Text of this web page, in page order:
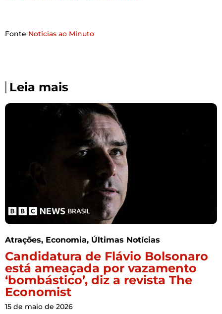
Fonte Noticias ao Minuto
Leia mais
Atrações, Economia, Últimas Notícias
Candidatura de Flávio Bolsonaro
está ameaçada por vazamento
‘bombástico’, diz a revista The
Economist
15 de maio de 2026